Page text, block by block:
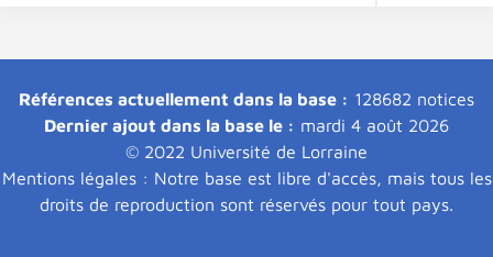
Références actuellement dans la base : 128682 notices
Dernier ajout dans la base le : mardi 4 août 2026
© 2022 Université de Lorraine
Mentions légales : Notre base est libre d'accès, mais tous les
droits de reproduction sont réservés pour tout pays.